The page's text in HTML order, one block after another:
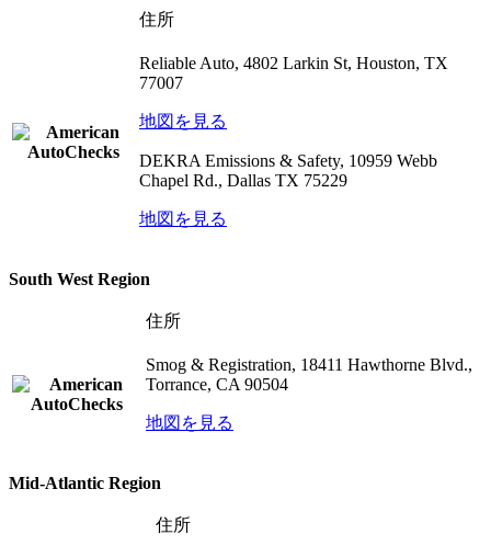
住所
Reliable Auto, 4802 Larkin St, Houston, TX
77007
地図を見る
DEKRA Emissions & Safety, 10959 Webb
Chapel Rd., Dallas TX 75229
地図を見る
South West Region
住所
Smog & Registration, 18411 Hawthorne Blvd.,
Torrance, CA 90504
地図を見る
Mid-Atlantic Region
住所